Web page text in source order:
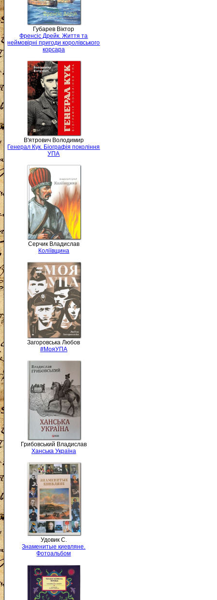
Губарев Віктор
Френсіс Дрейк. Життя та
неймовірні пригоди королівського
корсара
В'ятрович Володимир
Генерал Кук. Біографія покоління
УПА
Серчик Владислав
Коліївщина
Загоровська Любов
#МояУПА
Грибовський Владислав
Ханська Україна
Удовик С.
Знаменитые киевляне.
Фотоальбом